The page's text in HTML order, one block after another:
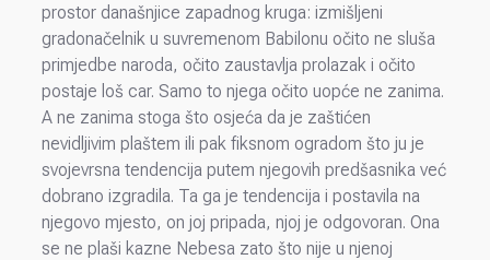
prostor današnjice zapadnog kruga: izmišljeni
gradonačelnik u suvremenom Babilonu očito ne sluša
primjedbe naroda, očito zaustavlja prolazak i očito
postaje loš car. Samo to njega očito uopće ne zanima.
A ne zanima stoga što osjeća da je zaštićen
nevidljivim plaštem ili pak fiksnom ogradom što ju je
svojevrsna tendencija putem njegovih predšasnika već
dobrano izgradila. Ta ga je tendencija i postavila na
njegovo mjesto, on joj pripada, njoj je odgovoran. Ona
se ne plaši kazne Nebesa zato što nije u njenoj